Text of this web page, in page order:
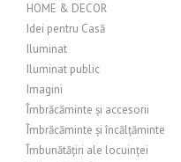
HOME & DECOR
Idei pentru Casă
Iluminat
Iluminat public
Imagini
Îmbrăcăminte și accesorii
Îmbrăcăminte și încălțăminte
Îmbunătățiri ale locuinței